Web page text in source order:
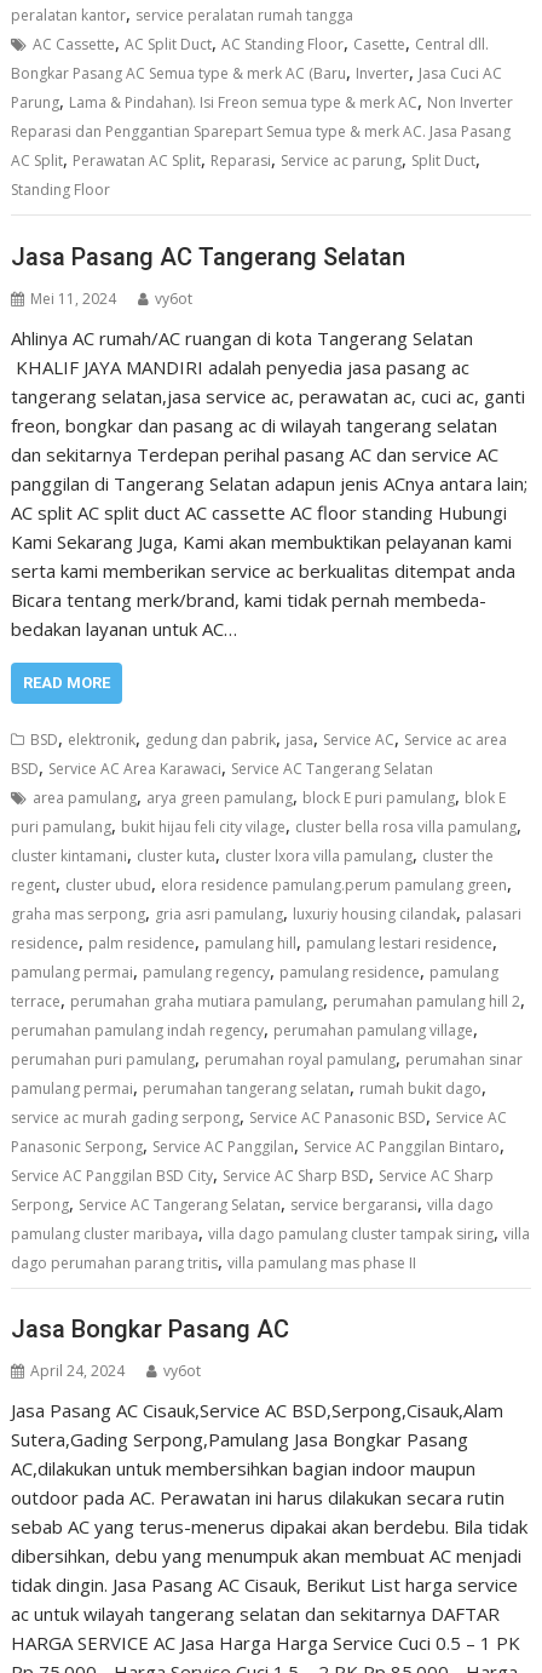
peralatan kantor, service peralatan rumah tangga
AC Cassette,AC Split Duct,AC Standing Floor, Casette, Central dll.
Bongkar Pasang AC Semua type & merk AC (Baru, Inverter, Jasa Cuci AC
Parung, Lama & Pindahan). Isi Freon semua type & merk AC, Non Inverter
Reparasi dan Penggantian Sparepart Semua type & merk AC. Jasa Pasang
AC Split, Perawatan AC Split, Reparasi, Service ac parung, Split Duct,
Standing Floor
Jasa Pasang AC Tangerang Selatan
Mei 11, 2024 vy6ot
Ahlinya AC rumah/AC ruangan di kota Tangerang Selatan
KHALIF JAYA MANDIRI adalah penyedia jasa pasang ac
tangerang selatan,jasa service ac, perawatan ac, cuci ac, ganti
freon, bongkar dan pasang ac di wilayah tangerang selatan
dan sekitarnya Terdepan perihal pasang AC dan service AC
panggilan di Tangerang Selatan adapun jenis ACnya antara lain;
AC split AC split duct AC cassette AC floor standing Hubungi
Kami Sekarang Juga, Kami akan membuktikan pelayanan kami
serta kami memberikan service ac berkualitas ditempat anda
Bicara tentang merk/brand, kami tidak pernah membeda-
bedakan layanan untuk AC…
READ MORE
BSD, elektronik, gedung dan pabrik, jasa, Service AC, Service ac area
BSD, Service AC Area Karawaci, Service AC Tangerang Selatan
area pamulang, arya green pamulang, block E puri pamulang, blok E
puri pamulang, bukit hijau feli city vilage, cluster bella rosa villa pamulang,
cluster kintamani, cluster kuta, cluster lxora villa pamulang, cluster the
regent, cluster ubud, elora residence pamulang.perum pamulang green,
graha mas serpong, gria asri pamulang, luxuriy housing cilandak, palasari
residence, palm residence, pamulang hill, pamulang lestari residence,
pamulang permai, pamulang regency, pamulang residence, pamulang
terrace, perumahan graha mutiara pamulang, perumahan pamulang hill 2,
perumahan pamulang indah regency, perumahan pamulang village,
perumahan puri pamulang, perumahan royal pamulang, perumahan sinar
pamulang permai, perumahan tangerang selatan, rumah bukit dago,
service ac murah gading serpong, Service AC Panasonic BSD, Service AC
Panasonic Serpong, Service AC Panggilan, Service AC Panggilan Bintaro,
Service AC Panggilan BSD City, Service AC Sharp BSD, Service AC Sharp
Serpong, Service AC Tangerang Selatan, service bergaransi,villa dago
pamulang cluster maribaya,villa dago pamulang cluster tampak siring,villa
dago perumahan parang tritis,villa pamulang mas phase II
Jasa Bongkar Pasang AC
April 24, 2024 vy6ot
Jasa Pasang AC Cisauk,Service AC BSD,Serpong,Cisauk,Alam
Sutera,Gading Serpong,Pamulang Jasa Bongkar Pasang
AC,dilakukan untuk membersihkan bagian indoor maupun
outdoor pada AC. Perawatan ini harus dilakukan secara rutin
sebab AC yang terus-menerus dipakai akan berdebu. Bila tidak
dibersihkan, debu yang menumpuk akan membuat AC menjadi
tidak dingin. Jasa Pasang AC Cisauk, Berikut List harga service
ac untuk wilayah tangerang selatan dan sekitarnya DAFTAR
HARGA SERVICE AC Jasa Harga Harga Service Cuci 0.5 – 1 PK